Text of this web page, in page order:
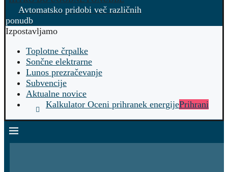
Avtomatsko pridobi več različnih
ponudb
Izpostavljamo
Toplotne črpalke
Sončne elektrarne
Lunos prezračevanje
Subvencije
Aktualne novice
Kalkulator Oceni prihranek energijePrihrani